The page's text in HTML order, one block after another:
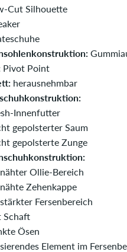
Cut Silhouette
Pivot Point
herausnehmbar
Innenfutter
gepolsterter Saum
gepolsterte Zunge
Ollie-Bereich
Zehenkappe
Fersenbereich
Schaft
Ösen
Element im